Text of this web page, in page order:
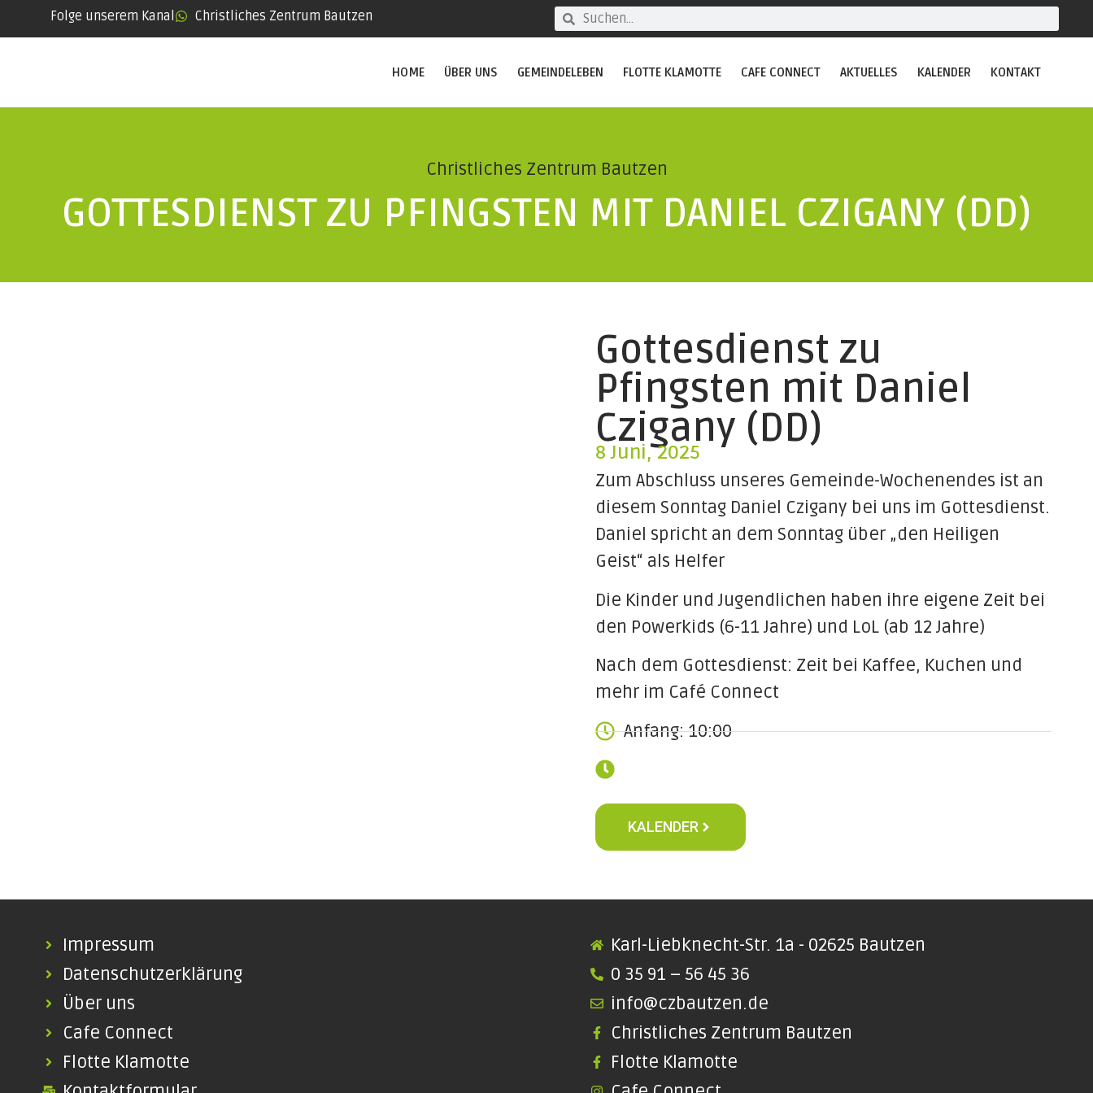
Folge unserem Kanal Christliches Zentrum Bautzen
HOME ÜBER UNS GEMEINDELEBEN FLOTTE KLAMOTTE CAFE CONNECT AKTUELLES KALENDER KONTAKT
Christliches Zentrum Bautzen
GOTTESDIENST ZU PFINGSTEN MIT DANIEL CZIGANY (DD)
Gottesdienst zu
Pfingsten mit Daniel
Czigany (DD)
8 Juni, 2025
Zum Abschluss unseres Gemeinde-Wochenendes ist an
diesem Sonntag Daniel Czigany bei uns im Gottesdienst.
Daniel spricht an dem Sonntag über „den Heiligen
Geist“ als Helfer
Die Kinder und Jugendlichen haben ihre eigene Zeit bei
den Powerkids (6-11 Jahre) und LoL (ab 12 Jahre)
Nach dem Gottesdienst: Zeit bei Kaffee, Kuchen und
mehr im Café Connect
Anfang: 10:00
KALENDER
Impressum
Datenschutzerklärung
Über uns
Cafe Connect
Flotte Klamotte
Karl-Liebknecht-Str. 1a - 02625 Bautzen
0 35 91 – 56 45 36
info@czbautzen.de
Christliches Zentrum Bautzen
Flotte Klamotte